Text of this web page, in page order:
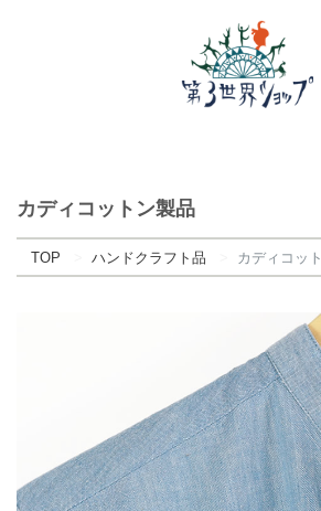
カディコットン製品
TOP ハンドクラフト品 カディコッ